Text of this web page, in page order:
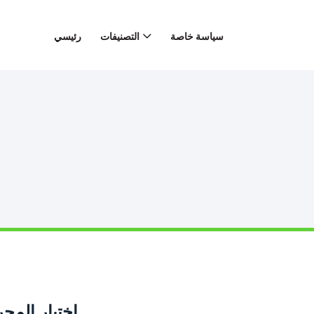
رئيسي التصنيفات سياسة خاصة